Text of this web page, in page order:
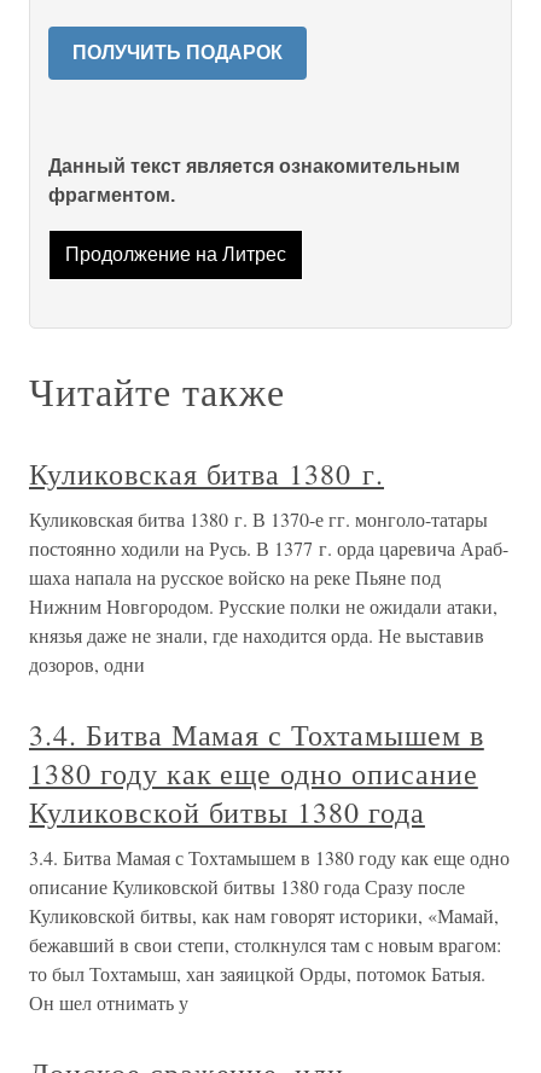
ПОЛУЧИТЬ ПОДАРОК
Данный текст является ознакомительным
фрагментом.
Продолжение на Литрес
Читайте также
Куликовская битва 1380 г.
Куликовская битва 1380 г. В 1370-е гг. монголо-татары
постоянно ходили на Русь. В 1377 г. орда царевича Араб-
шаха напала на русское войско на реке Пьяне под
Нижним Новгородом. Русские полки не ожидали атаки,
князья даже не знали, где находится орда. Не выставив
дозоров, одни
3.4. Битва Мамая с Тохтамышем в
1380 году как еще одно описание
Куликовской битвы 1380 года
3.4. Битва Мамая с Тохтамышем в 1380 году как еще одно
описание Куликовской битвы 1380 года Сразу после
Куликовской битвы, как нам говорят историки, «Мамай,
бежавший в свои степи, столкнулся там с новым врагом:
то был Тохтамыш, хан заяицкой Орды, потомок Батыя.
Он шел отнимать у